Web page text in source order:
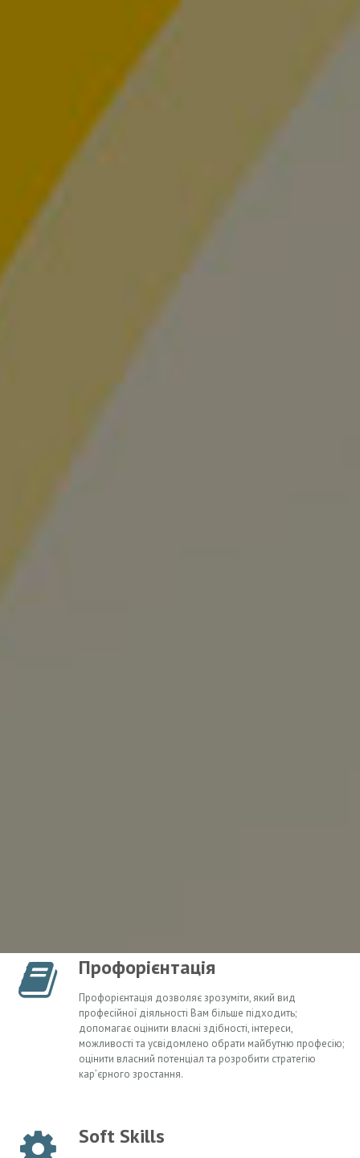
Профорієнтація
Профорієнтація дозволяє зрозуміти, який вид
професійної діяльності Вам більше підходить;
допомагає оцінити власні здібності, інтереси,
можливості та усвідомлено обрати майбутню професію;
оцінити власний потенціал та розробити стратегію
кар’єрного зростання.
Soft Skills